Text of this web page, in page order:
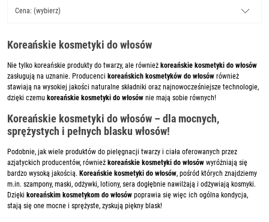
Cena: (wybierz)
Koreańskie kosmetyki do włosów
Nie tylko koreańskie produkty do twarzy, ale również koreańskie kosmetyki do włosów
zasługują na uznanie. Producenci koreańskich kosmetyków do włosów również
stawiają na wysokiej jakości naturalne składniki oraz najnowocześniejsze technologie,
dzięki czemu koreańskie kosmetyki do włosów nie mają sobie równych!
Koreańskie kosmetyki do włosów – dla mocnych,
sprężystych i pełnych blasku włosów!
Podobnie, jak wiele produktów do pielęgnacji twarzy i ciała oferowanych przez
azjatyckich producentów, również koreańskie kosmetyki do włosów wyróżniają się
bardzo wysoką jakością. Koreańskie kosmetyki do włosów, pośród których znajdziemy
m.in. szampony, maski, odżywki, lotiony, sera dogłębnie nawilżają i odżywiają kosmyki.
Dzięki koreańskim kosmetykom do włosów poprawia się więc ich ogólna kondycja,
stają się one mocne i sprężyste, zyskują piękny blask!